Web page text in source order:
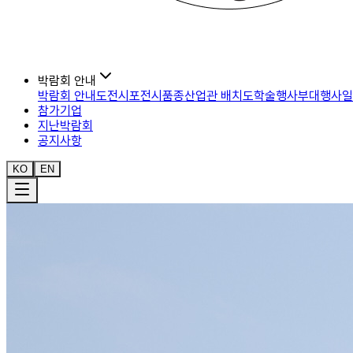
박람회 안내
박람회 안내도전시포전시품종산업관 배치도학술행사부대행사
참가기업
지난박람회
공지사항
KO EN